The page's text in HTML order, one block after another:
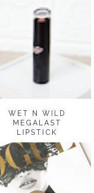
WET N WILD
MEGALAST
LIPSTICK